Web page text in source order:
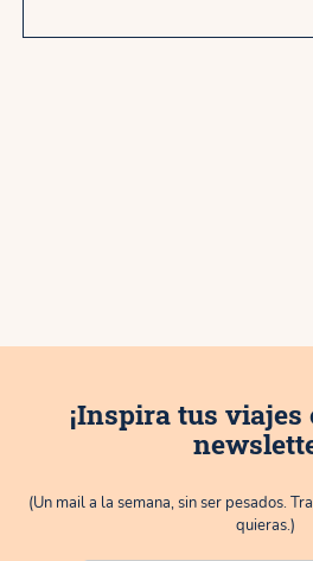
¡Inspira tus viajes
(Un mail a la semana, sin ser pesados.
quieras.)